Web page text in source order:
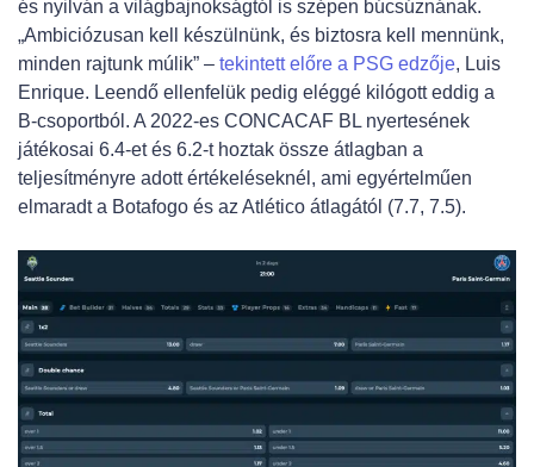
és nyilván a világbajnokságtól is szépen búcsúznának.
„Ambiciózusan kell készülnünk, és biztosra kell mennünk,
minden rajtunk múlik” – tekintett előre a PSG edzője, Luis
Enrique. Leendő ellenfelük pedig eléggé kilógott eddig a
B-csoportból. A 2022-es CONCACAF BL nyertesének
játékosai 6.4-et és 6.2-t hoztak össze átlagban a
teljesítményre adott értékeléseknél, ami egyértelműen
elmaradt a Botafogo és az Atlético átlagától (7.7, 7.5).